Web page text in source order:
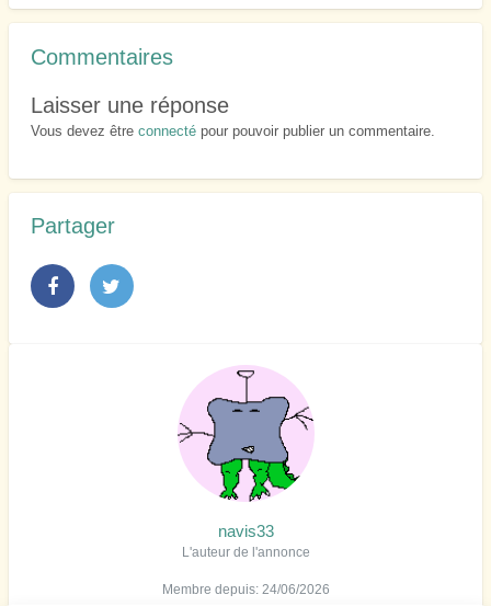
Commentaires
Laisser une réponse
Vous devez être connectépour pouvoir publier un commentaire.
Partager
navis33
L'auteur de l'annonce
Membre depuis: 24/06/2026